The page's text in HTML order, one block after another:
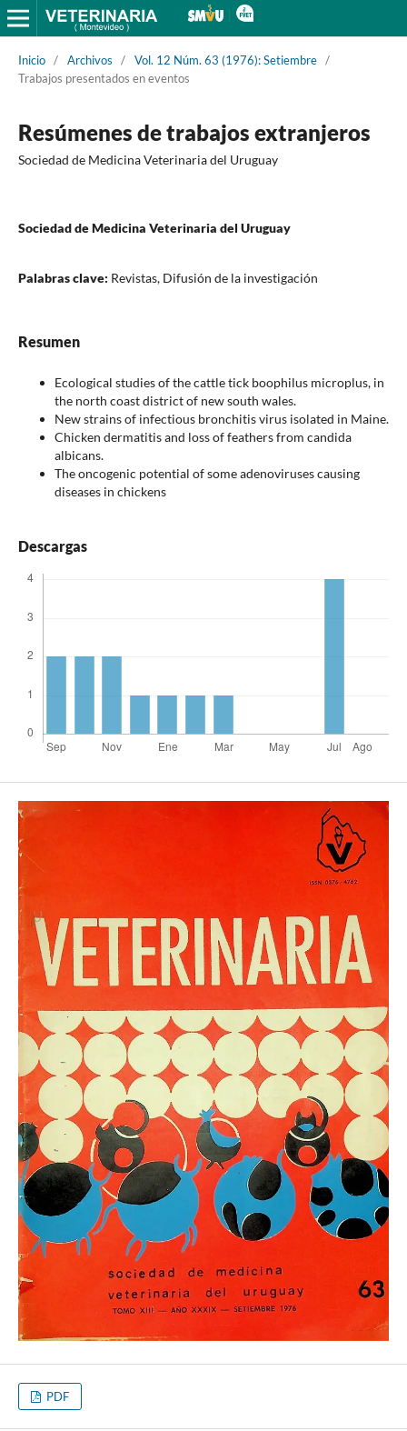
Inicio / Archivos / Vol. 12 Núm. 63 (1976): Setiembre /
Trabajos presentados en eventos
Resúmenes de trabajos extranjeros
Sociedad de Medicina Veterinaria del Uruguay
Sociedad de Medicina Veterinaria del Uruguay
Palabras clave: Revistas, Difusión de la investigación
Resumen
Ecological studies of the cattle tick boophilus microplus, in
the north coast district of new south wales.
New strains of infectious bronchitis virus isolated in Maine.
Chicken dermatitis and loss of feathers from candida
albicans.
The oncogenic potential of some adenoviruses causing
diseases in chickens
Descargas
PDF